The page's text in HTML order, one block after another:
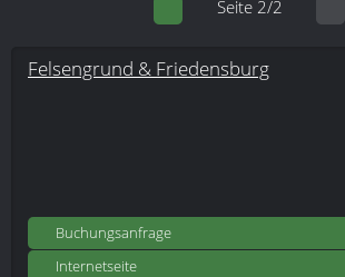
Seite 2/2
Felsengrund & Friedensburg
Buchungsanfrage
Internetseite